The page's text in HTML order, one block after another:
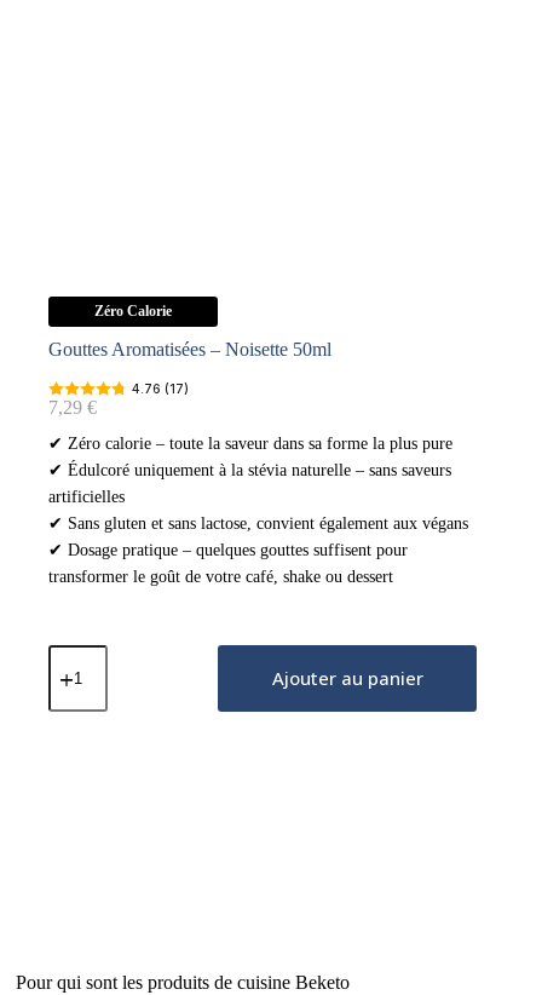
Zéro Calorie
Gouttes Aromatisées – Noisette 50ml
4.76 (17)
7,29 €
✔ Zéro calorie – toute la saveur dans sa forme la plus pure
✔ Édulcoré uniquement à la stévia naturelle – sans saveurs
artificielles
✔ Sans gluten et sans lactose, convient également aux végans
✔ Dosage pratique – quelques gouttes suffisent pour
transformer le goût de votre café, shake ou dessert
quantité
de
Aromatisées
Ajouter au panier
Pour qui sont les produits de cuisine Beketo